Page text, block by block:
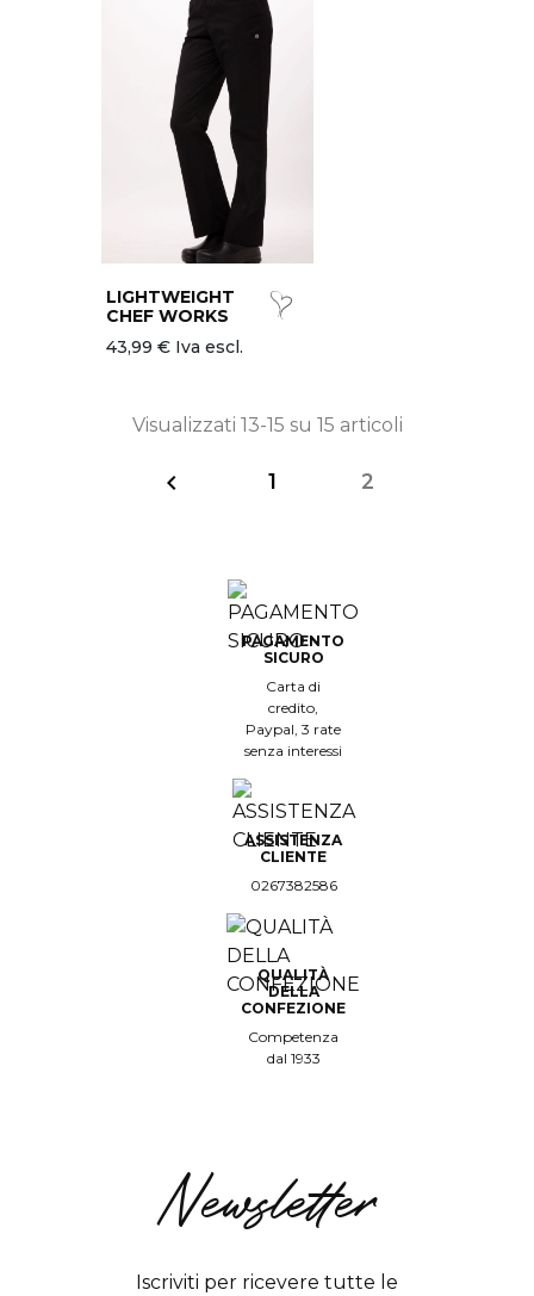
LIGHTWEIGHT
CHEF WORKS
43,99 € Iva escl.
Visualizzati 13-15 su 15 articoli
 1 2
PAGAMENTO
SICURO
Carta di
credito,
Paypal, 3 rate
senza interessi
ASSISTENZA
CLIENTE
0267382586
QUALITÀ
DELLA
CONFEZIONE
Competenza
dal 1933
Newsletter
Iscriviti per ricevere tutte le